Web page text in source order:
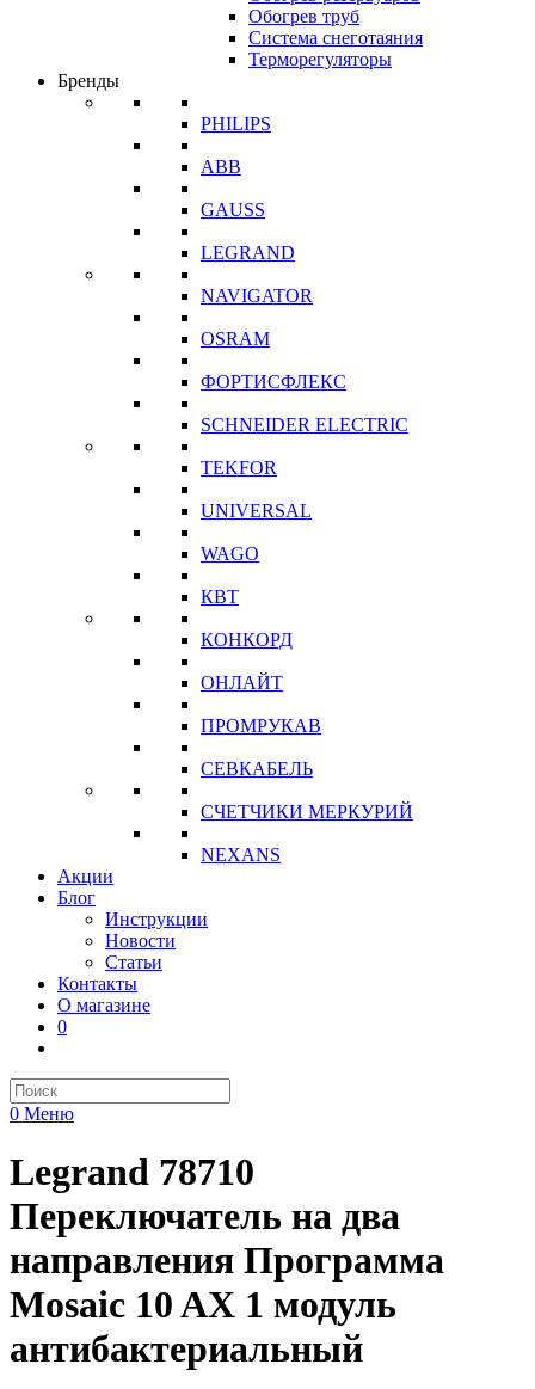
Обогрев труб
Система снеготаяния
Терморегуляторы
Бренды
PHILIPS
ABB
GAUSS
LEGRAND
NAVIGATOR
OSRAM
ФОРТИСФЛЕКС
SCHNEIDER ELECTRIC
TEKFOR
UNIVERSAL
WAGO
КВТ
КОНКОРД
ОНЛАЙТ
ПРОМРУКАВ
СЕВКАБЕЛЬ
СЧЕТЧИКИ МЕРКУРИЙ
NEXANS
Акции
Блог
Инструкции
Новости
Статьи
Контакты
О магазине
0
0 Меню
Legrand 78710
Переключатель на два
направления Программа
Mosaic 10 AX 1 модуль
антибактериальный